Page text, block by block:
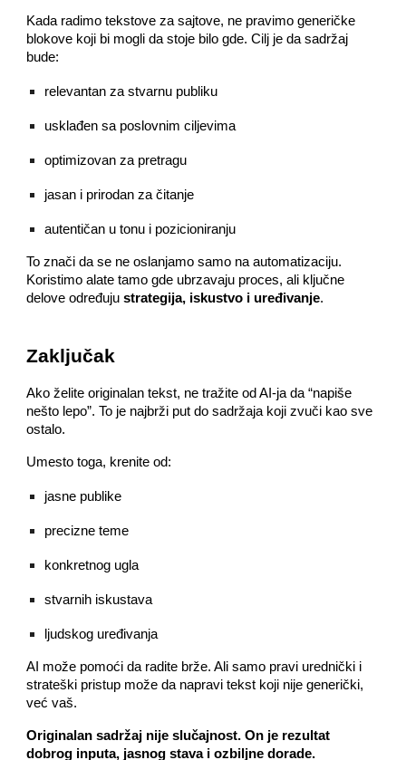
Kada radimo tekstove za sajtove, ne pravimo generičke
blokove koji bi mogli da stoje bilo gde. Cilj je da sadržaj
bude:
relevantan za stvarnu publiku
usklađen sa poslovnim ciljevima
optimizovan za pretragu
jasan i prirodan za čitanje
autentičan u tonu i pozicioniranju
To znači da se ne oslanjamo samo na automatizaciju.
Koristimo alate tamo gde ubrzavaju proces, ali ključne
delove određujustrategija, iskustvo i uređivanje.
Zaključak
Ako želite originalan tekst, ne tražite od AI-ja da “napiše
nešto lepo”. To je najbrži put do sadržaja koji zvuči kao sve
ostalo.
Umesto toga, krenite od:
jasne publike
precizne teme
konkretnog ugla
stvarnih iskustava
ljudskog uređivanja
AI može pomoći da radite brže. Ali samo pravi urednički i
strateški pristup može da napravi tekst koji nije generički,
već vaš.
Originalan sadržaj nije slučajnost. On je rezultat
dobrog inputa, jasnog stava i ozbiljne dorade.